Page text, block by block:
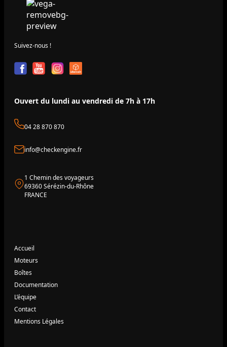
Suivez-nous !
Ouvert du lundi au vendredi de 7h à 17h
04 28 870 870
info@checkengine.fr
1 Chemin des voyageurs
69360 Sérézin-du-Rhône
FRANCE
Accueil
Moteurs
Boîtes
Documentation
L’équipe
Contact
Mentions Légales